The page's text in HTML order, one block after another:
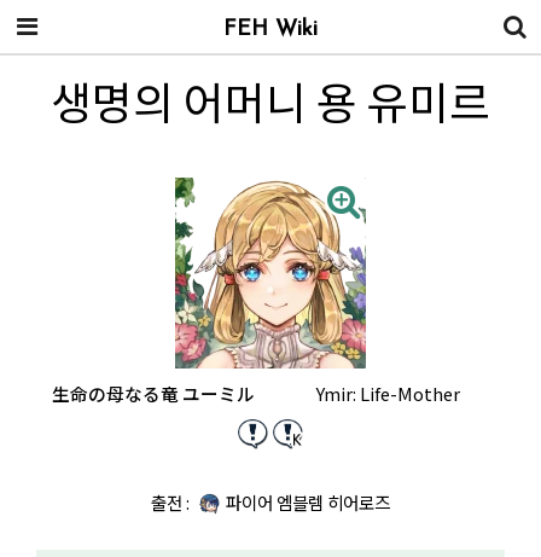
생명의 어머니 용 유미르
生命の母なる竜 ユーミル Ymir: Life-Mother
출전 : 파이어 엠블렘 히어로즈
FEH Wiki